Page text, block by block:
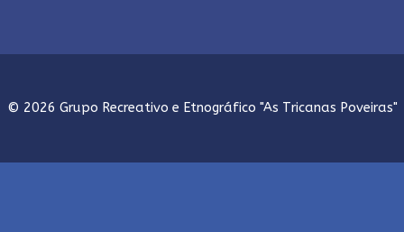
© 2026 Grupo Recreativo e Etnográfico "As Tricanas Poveiras"